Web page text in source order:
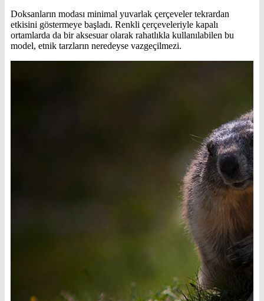
Doksanların modası minimal yuvarlak çerçeveler tekrardan
etkisini göstermeye başladı. Renkli çerçeveleriyle kapalı
ortamlarda da bir aksesuar olarak rahatlıkla kullanılabilen bu
model, etnik tarzların neredeyse vazgeçilmezi.